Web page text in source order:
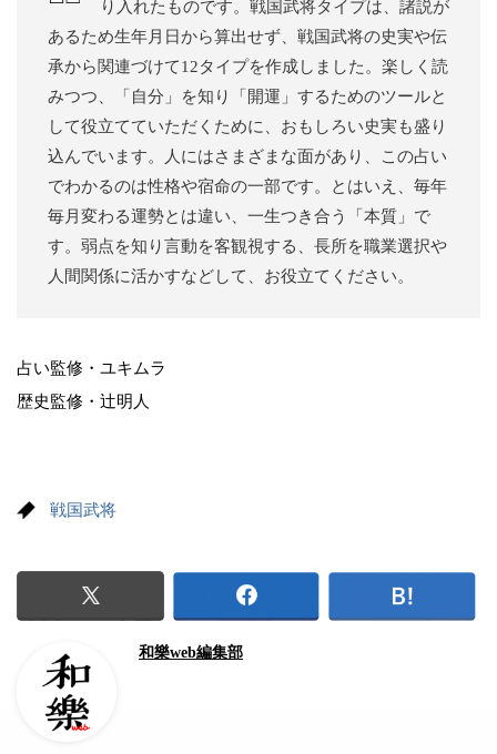
り入れたものです。戦国武将タイプは、諸説が
あるため生年月日から算出せず、戦国武将の史実や伝
承から関連づけて12タイプを作成しました。楽しく読
みつつ、「自分」を知り「開運」するためのツールと
して役立てていただくために、おもしろい史実も盛り
込んでいます。人にはさまざまな面があり、この占い
でわかるのは性格や宿命の一部です。とはいえ、毎年
毎月変わる運勢とは違い、一生つき合う「本質」で
す。弱点を知り言動を客観視する、長所を職業選択や
人間関係に活かすなどして、お役立てください。
占い監修・ユキムラ
歴史監修・辻明人
戦国武将
和樂web編集部